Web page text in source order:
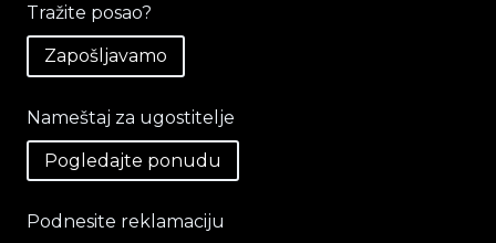
Tražite posao?
Zapošljavamo
Nameštaj za ugostitelje
Pogledajte ponudu
Podnesite reklamaciju